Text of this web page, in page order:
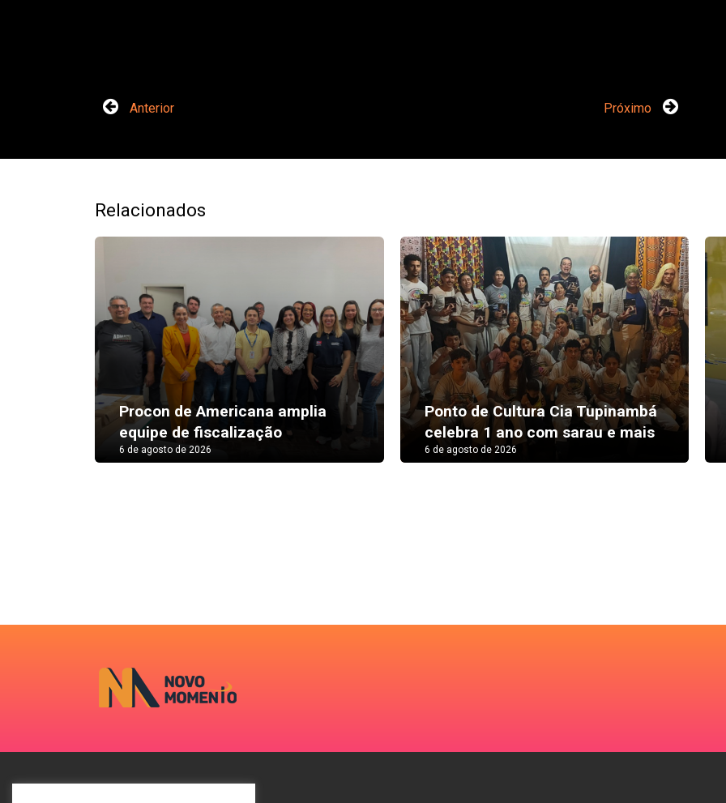
Anterior Próximo
Relacionados
Procon de Americana amplia
equipe de fiscalização
6 de agosto de 2026
Ponto de Cultura Cia Tupinambá
celebra 1 ano com sarau e mais
6 de agosto de 2026